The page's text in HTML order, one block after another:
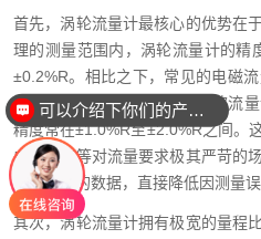
首先，涡轮流量计最核心的优势在
理的测量范围内，涡轮流量计的精
±0.2%R。相比之下，常见的电磁
程精度）或±1.0%R，而超声波流
精度常在±1.0%R至±2.0%R之间。
成品灌装等对流量要求极其严苛的
真实流量的数据，直接降低因测量
其次，涡轮流量计拥有极宽的量程
可以介绍下你们的产品么？